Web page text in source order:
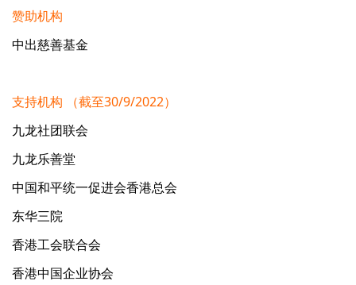
赞助机构
中出慈善基金
支持机构 （截至30/9/2022）
九龙社团联会
九龙乐善堂
中国和平统一促进会香港总会
东华三院
香港工会联合会
香港中国企业协会